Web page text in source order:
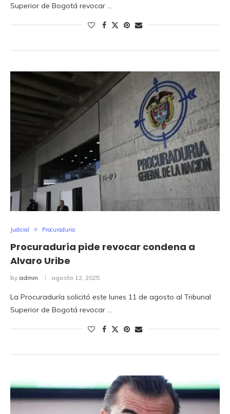
Superior de Bogotá revocar …
Judicial Procuraduria
Procuraduría pide revocar condena a
Alvaro Uribe
by admin agosto 12, 2025
La Procuraduría solicitó este lunes 11 de agosto al Tribunal
Superior de Bogotá revocar …